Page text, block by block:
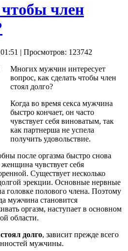
член
| Просмотров: 123742
Многих мужчин интересует
вопрос, как сделать чтобы член
стоял долго?
Когда во время секса мужчина
быстро кончает, он часто
чувствует себя виноватым, так
как партнерша не успела
получить удовольствие.
после оргазма быстро снова
женщина чувствует себя
Существует несколько
эрекции. Основные нервные
головке полового члена. Поэтому
мужчина становится
оргазм, наступает в основном
области.
долго, зависит прежде всего
мужчины.